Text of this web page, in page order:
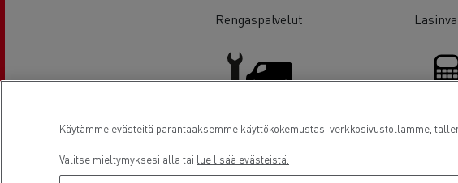
Rengaspalvelut
Käytämme evästeitä parantaaksemme käyttökokemustasi verkkosivustollamme,
Valitse mieltymyksesi alla tai lue lisää evästeistä.